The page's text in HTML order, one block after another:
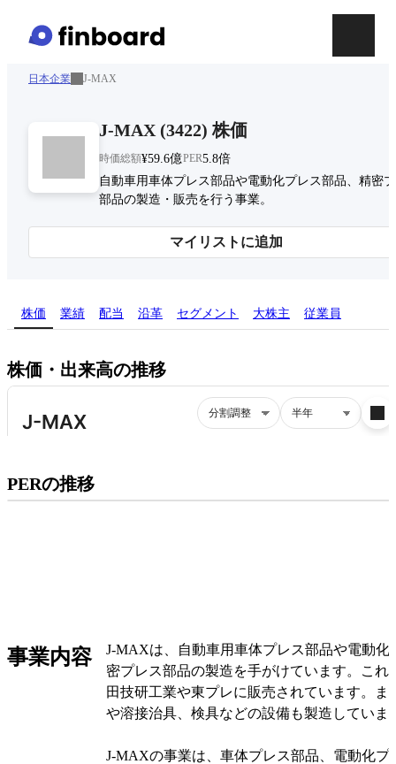
日本企業 J-MAX
J-MAX (3422) 株価
時価総額¥59.6億PER5.8倍
自動車用車体プレス部品や電動化プレス部品、精密
部品の製造・販売を行う事業。
マイリストに追加
株価 業績 配当 沿革 セグメント 大株主 従業員
株価・出来高の推移
PERの推移プレミアム会員にご登録いただくと、
PERの推移にアクセスできます。
事業内容
J-MAXは、自動車用車体プレス部品や電動化
密プレス部品の製造を手がけています。これ
田技研工業や東プレに販売されています。ま
や溶接治具、検具などの設備も製造していま
J-MAXの事業は、車体プレス部品、電動化プ